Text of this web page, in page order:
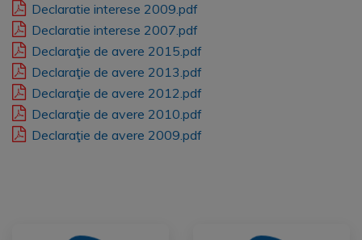
Declaratie interese 2009.pdf
Declaratie interese 2007.pdf
Declaraţie de avere 2015.pdf
Declaraţie de avere 2013.pdf
Declaraţie de avere 2012.pdf
Declaraţie de avere 2010.pdf
Declaraţie de avere 2009.pdf